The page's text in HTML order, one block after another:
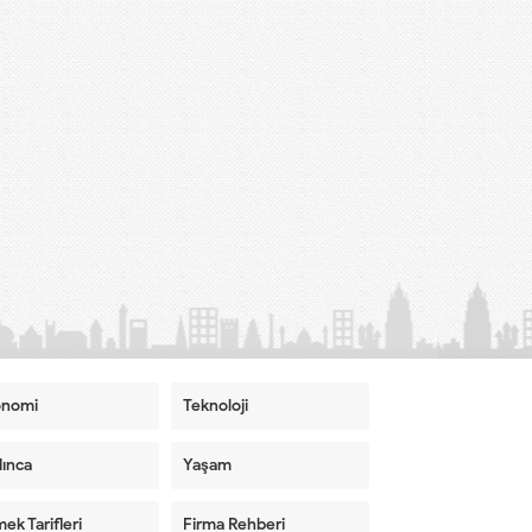
Teknoloji
Yaşam
Tarifleri Firma Rehberi